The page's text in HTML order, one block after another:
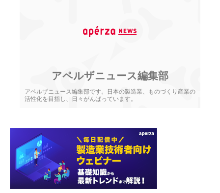
アペルザニュース編集部
アペルザニュース編集部です。日本の製造業、ものづくり産業の
活性化を目指し、日々がんばっています。